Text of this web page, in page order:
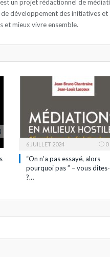
un projet rédactionnel de
développement des initiatives
et mieux vivre ensemble.
6 JUILLET 2024 0
“On n’a pas essayé, alors
pourquoi pas ” – vous
?…